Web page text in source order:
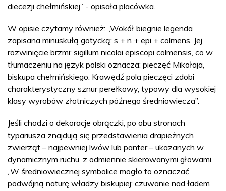
diecezji chełmińskiej” - opisała placówka.
W opisie czytamy również: „Wokół biegnie legenda
zapisana minuskułą gotycką: s + n + epi + colmens. Jej
rozwinięcie brzmi: sigillum nicolai episcopi colmensis, co w
tłumaczeniu na język polski oznacza: pieczęć Mikołaja,
biskupa chełmińskiego. Krawędź pola pieczęci zdobi
charakterystyczny sznur perełkowy, typowy dla wysokiej
klasy wyrobów złotniczych późnego średniowiecza”.
Jeśli chodzi o dekoracje obrączki, po obu stronach
typariusza znajdują się przedstawienia drapieżnych
zwierząt – najpewniej lwów lub panter – ukazanych w
dynamicznym ruchu, z odmiennie skierowanymi głowami.
„W średniowiecznej symbolice mogło to oznaczać
podwójną naturę władzy biskupiej: czuwanie nad ładem